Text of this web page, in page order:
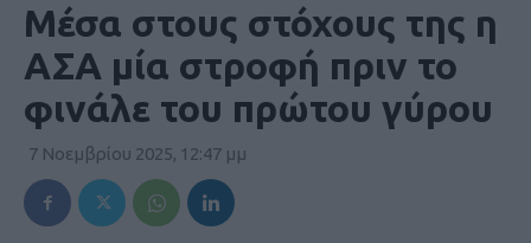
Μέσα στους στόχους της η
ΑΣΑ μία στροφή πριν το
φινάλε του πρώτου γύρου
7 Νοεμβρίου 2025, 12:47 μμ